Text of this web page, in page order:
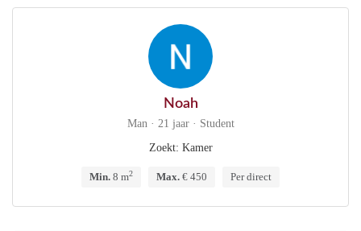
Noah
Man · 21 jaar · Student
Zoekt: Kamer
Min. 8 m2 Max. € 450 Per direct